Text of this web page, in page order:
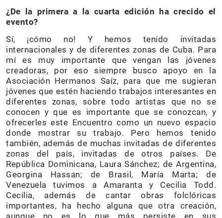
¿De la primera a la cuarta edición ha crecido el
evento?
Sí, ¡cómo no! Y hemos tenido invitadas
internacionales y de diferentes zonas de Cuba. Para
mí es muy importante que vengan las jóvenes
creadoras, por eso siempre busco apoyo en la
Asociación Hermanos Saíz, para que me sugieran
jóvenes que estén haciendo trabajos interesantes en
diferentes zonas, sobre todo artistas que no se
conocen y que es importante que se conozcan, y
ofrecerles este Encuentro como un nuevo espacio
donde mostrar su trabajo. Pero hemos tenido
también, además de muchas invitadas de diferentes
zonas del país, invitadas de otros países. De
República Dominicana, Laura Sánchez; de Argentina,
Georgina Hassan; de Brasil, María Marta; de
Venezuela tuvimos a Amaranta y Cecilia Todd.
Cecilia, además de cantar obras folclóricas
importantes, ha hecho alguna que otra creación,